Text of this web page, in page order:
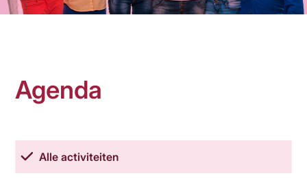
Youth panel
Contact
Agenda
Alle activiteiten